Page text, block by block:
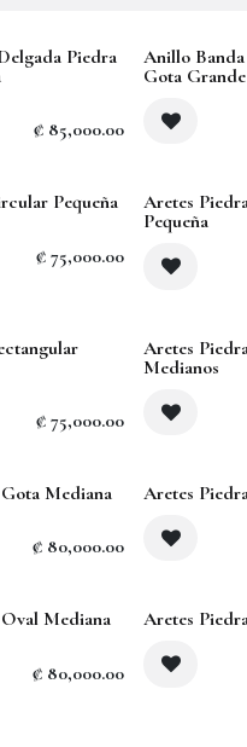
Piedra
₡ 85,000.00
Anillo
Gota Grande
Pequeña
₡75,000.00
Aretes
Pequeña
₡75,000.00
Aretes
Medianos
Mediana
₡ 80,000.00
Aretes
Mediana
₡ 80,000.00
Aretes